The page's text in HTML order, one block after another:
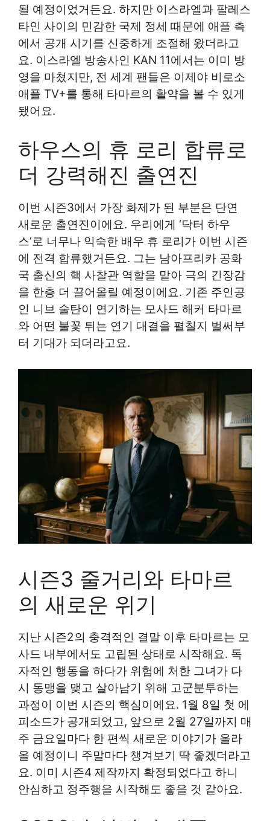
될 예정이었거든요. 하지만 이스라엘과 팔레스
타인 사이의 민감한 국제 정세 때문에 애플 측
에서 공개 시기를 신중하게 조절해 왔더라고
요. 이스라엘 방송사인 KAN 11에서는 이미 방
영을 마쳤지만, 전 세계 팬들은 이제야 비로소
애플 TV+를 통해 타마르의 활약을 볼 수 있게
됐어요.
하우스의 휴 로리 합류로
더 강력해진 출연진
이번 시즌3에서 가장 화제가 된 부분은 단연
새로운 출연진이에요. 우리에게 ‘닥터 하우
스’로 너무나 익숙한 배우 휴 로리가 이번 시즌
에 전격 합류했거든요. 그는 남아프리카 공화
국 출신의 핵 사찰관 역할을 맡아 극의 긴장감
을 한층 더 끌어올릴 예정이에요. 기존 주인공
인 니브 술탄이 연기하는 모사드 해커 타마르
와 어떤 불꽃 튀는 연기 대결을 펼칠지 벌써부
터 기대가 되더라고요.
시즌3 줄거리와 타마르
의 새로운 위기
지난 시즌2의 충격적인 결말 이후 타마르는 모
사드 내부에서도 고립된 상태로 시작해요. 독
자적인 행동을 하다가 위험에 처한 그녀가 다
시 동맹을 맺고 살아남기 위해 고군분투하는
과정이 이번 시즌의 핵심이에요. 1월 8일 첫 에
피소드가 공개되었고, 앞으로 2월 27일까지 매
주 금요일마다 한 편씩 새로운 이야기가 올라
올 예정이니 주말마다 챙겨보기 딱 좋겠더라고
요. 이미 시즌4 제작까지 확정되었다고 하니
안심하고 정주행을 시작해도 좋을 것 같아요.